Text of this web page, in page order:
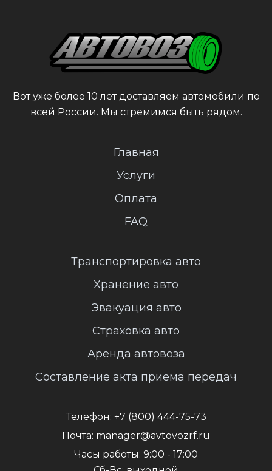
Вот уже более 10 лет доставляем автомобили по
всей России. Мы стремимся быть рядом.
Главная
Услуги
Оплата
FAQ
Транспортировка авто
Хранение авто
Эвакуация авто
Страховка авто
Аренда автовоза
Составление акта приема передач
Телефон: +7 (800) 444-75-73
Почта: manager@avtovozrf.ru
Часы работы: 9:00 - 17:00